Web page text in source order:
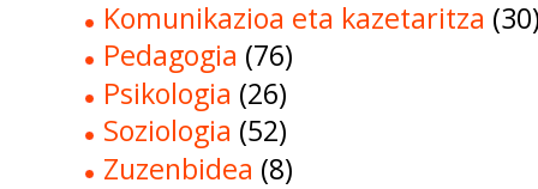
Komunikazioa eta kazetaritza
Pedagogia (76)
Psikologia (26)
Soziologia (52)
Zuzenbidea (8)